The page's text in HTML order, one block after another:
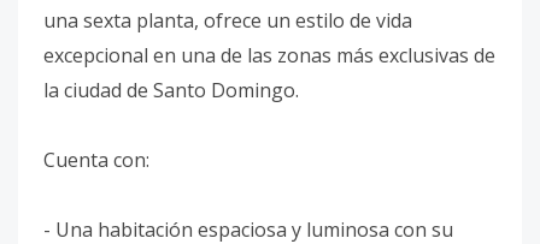
una sexta planta, ofrece un estilo de vida
excepcional en una de las zonas más exclusivas de
la ciudad de Santo Domingo.
Cuenta con:
- Una habitación espaciosa y luminosa con su